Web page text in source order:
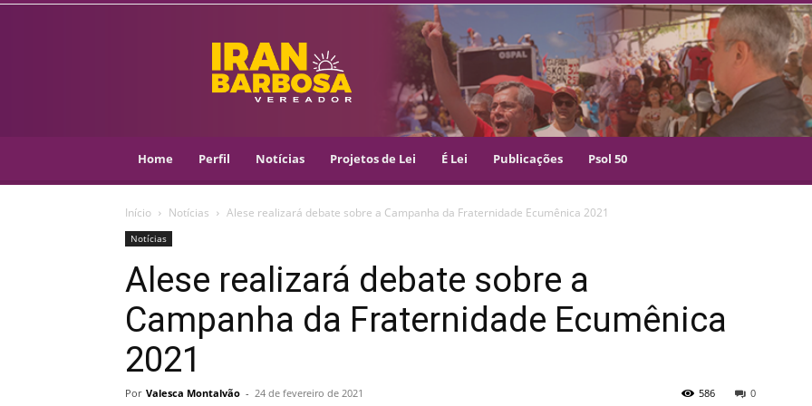
IRAN
BARBOSA
–
VEREADOR
–
Home Perfil Notícias Projetos de Lei É Lei Publicações Psol 50
Início Notícias Alese realizará debate sobre a Campanha da Fraternidade Ecumênica 2021
Notícias
Alese realizará debate sobre a
Campanha da Fraternidade Ecumênica
2021
Por Valesca Montalvão - 24 de fevereiro de 2021 0
586